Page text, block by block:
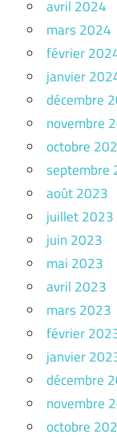
avril 2024
mars 2024
février
janvier
décembre
novembre
octobre
septembre
août 2023
juillet 2023
juin 2023
mai 2023
avril 2023
mars 2023
février
janvier
décembre
novembre
octobre